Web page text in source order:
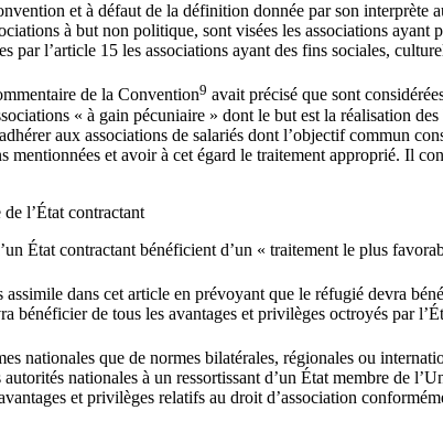
et à défaut de la définition donnée par son interprète
à but non politique, sont visées les associations
l’article 15 les associations ayant des fins sociales,
de la Convention9 avait précisé que sont
« à gain pécuniaire » dont le but est la réalisation des
aux associations de salariés dont l’objectif commun
et avoir à cet égard le traitement approprié. Il
l’État contractant
État contractant bénéficient d’un « traitement le plus
dans cet article en prévoyant que le réfugié devra
de tous les avantages et privilèges octroyés par
nationales que de normes bilatérales, régionales ou
nationales à un ressortissant d’un État membre de
et privilèges relatifs au droit d’association